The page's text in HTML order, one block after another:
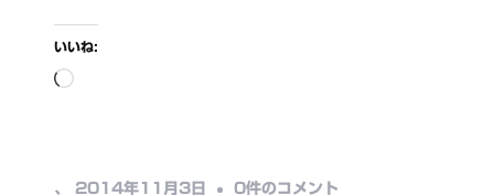
いいね:
読
、 2014年11月3日 月
0件のコメント